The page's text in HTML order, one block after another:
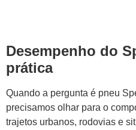
Desempenho do
prática
Quando a pergunta é pneu
precisamos olhar para o
trajetos urbanos, rodovias e